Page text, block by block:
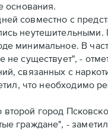
основания.
совместно с
минимальное. В
существует", -
связанных с
что необходимо
город
граждане", -